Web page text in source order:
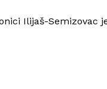
Ilijaš-Semizovac